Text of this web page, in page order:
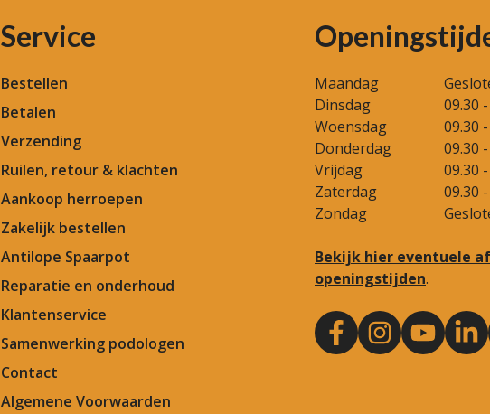
Service
Bestellen
Betalen
Verzending
Ruilen, retour & klachten
Aankoop herroepen
Zakelijk bestellen
Antilope Spaarpot
Reparatie en onderhoud
Klantenservice
Samenwerking podologen
Contact
Algemene Voorwaarden
Maandag
Dinsdag
09.30
Woensdag
09.30
Donderdag
09.30
Vrijdag
09.30
Zaterdag
09.30
Zondag
Bekijk hier eventuele
openingstijden.